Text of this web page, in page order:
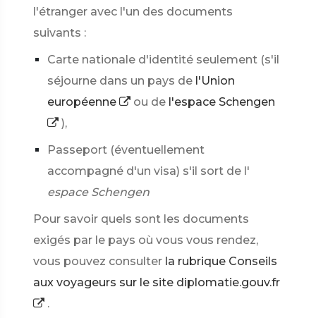
l'étranger avec l'un des documents
suivants :
Carte nationale d'identité seulement (s'il
séjourne dans un pays de l'Union
européenne
ou de l'espace Schengen
),
Passeport (éventuellement
accompagné d'un visa) s'il sort de l'
espace Schengen
Pour savoir quels sont les documents
exigés par le pays où vous vous rendez,
vous pouvez consulter la rubrique Conseils
aux voyageurs sur le site diplomatie.gouv.fr
.